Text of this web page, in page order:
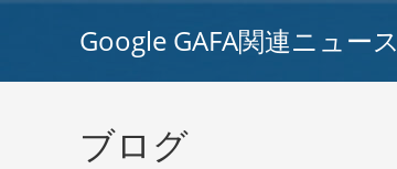
Google GAFA関連ニュース
ブログ